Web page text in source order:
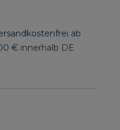
ab
€ innerhalb DE